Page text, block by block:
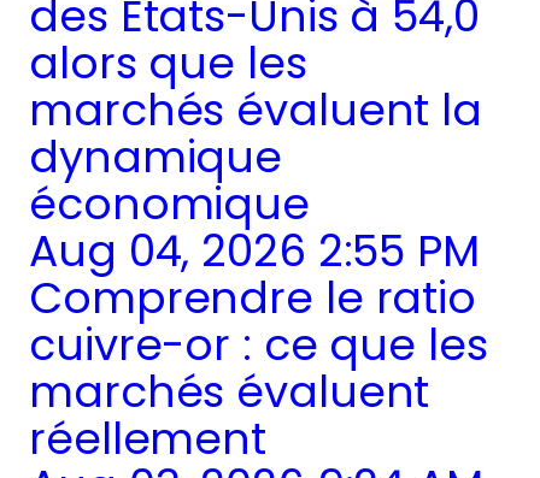
des États-Unis à 54,0
alors que les
marchés évaluent la
dynamique
économique
Aug 04, 2026 2:55 PM
Comprendre le ratio
cuivre-or : ce que les
marchés évaluent
réellement